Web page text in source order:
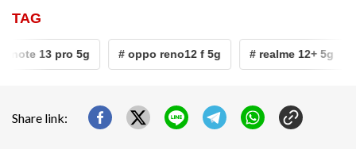
TAG
13 pro 5g # oppo reno12 f 5g # realme 12+ 5g
Share link: